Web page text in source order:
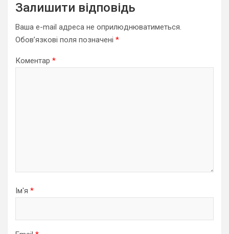
Залишити відповідь
Ваша e-mail адреса не оприлюднюватиметься.
Обов’язкові поля позначені *
Коментар *
Ім'я *